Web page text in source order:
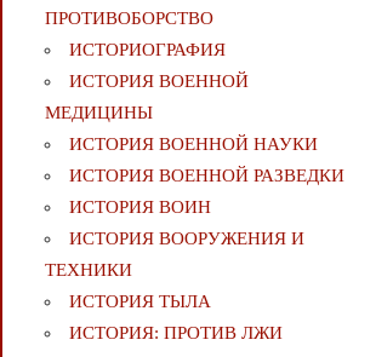
ПРОТИВОБОРСТВО
ИСТОРИОГРАФИЯ
ИСТОРИЯ ВОЕННОЙ
МЕДИЦИНЫ
ИСТОРИЯ ВОЕННОЙ НАУКИ
ИСТОРИЯ ВОЕННОЙ РАЗВЕДКИ
ИСТОРИЯ ВОИН
ИСТОРИЯ ВООРУЖЕНИЯ И
ТЕХНИКИ
ИСТОРИЯ ТЫЛА
ИСТОРИЯ: ПРОТИВ ЛЖИ